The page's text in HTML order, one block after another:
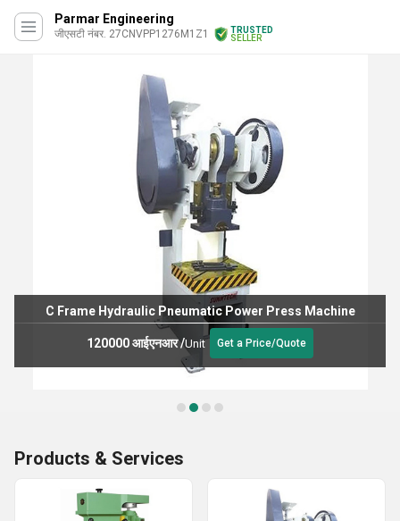
Parmar Engineering
जीएसटी नंबर. 27CNVPP1276M1Z1
TRUSTED
SELLER
C Frame Hydraulic Pneumatic Power Press Machine
120000 आईएनआर/Unit Get a Price/Quote
Products & Services